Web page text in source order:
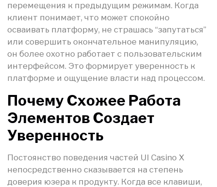
перемещения к предыдущим режимам. Когда
клиент понимает, что может спокойно
осваивать платформу, не страшась “запутаться”
или совершить окончательное манипуляцию,
он более охотно работает с пользовательским
интерфейсом. Это формирует уверенность к
платформе и ощущение власти над процессом.
Почему Схожее Работа
Элементов Создает
Уверенность
Постоянство поведения частей UI Casino X
непосредственно сказывается на степень
доверия юзера к продукту. Когда все клавиши,